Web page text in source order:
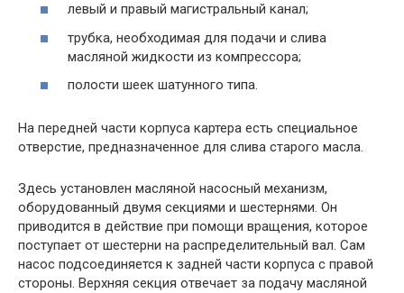
левый и правый магистральный канал;
трубка, необходимая для подачи и слива
масляной жидкости из компрессора;
полости шеек шатунного типа.
На передней части корпуса картера есть специальное
отверстие, предназначенное для слива старого масла.
Здесь установлен масляной насосный механизм,
оборудованный двумя секциями и шестернями. Он
приводится в действие при помощи вращения, которое
поступает от шестерни на распределительный вал. Сам
насос подсоединяется к задней части корпуса с правой
стороны. Верхняя секция отвечает за подачу масляной